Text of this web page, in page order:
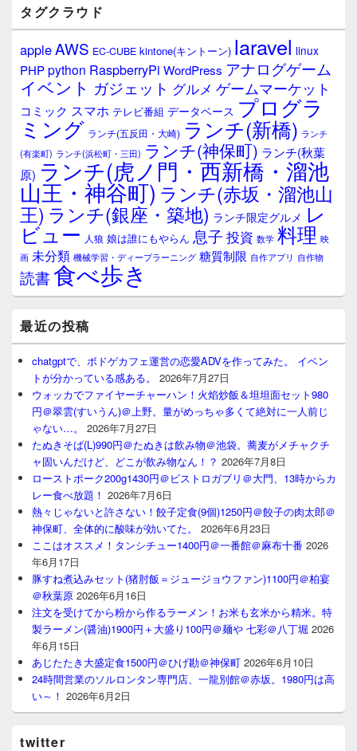
ウ
ィ
ジ
ェ
ア
タグクラウド
appleAWS EC-CUBE kintone(キントーン) laravel linux
PHPpython RaspberryPi WordPress アナログゲーム
イベント ガジェット グルメ ゲームマーケット
コミック スマホ テレビ番組 データベース プログラ
ミング ランチ(五反田・大崎) ランチ(新橋) ランチ
(有楽町) ランチ(浜松町・三田) ランチ(神保町) ランチ(秋葉
原) ランチ(虎ノ門・西新橋・溜池
山王・神谷町) ランチ(赤坂・溜池山
王) ランチ(銀座・築地) ランチ限定グルメ レ
ビュー 人狼 娘は誰にもやらん 息子 投資 数学 料理 映
画 未分類 機械学習・ディープラーニング 糖質制限 自作アプリ 自作物
読書食べ歩き
最近の投稿
chatgptで、ボドゲカフェ運営の恋愛ADVを作ってみた。 イベン
トが分かっている感ある。
2026年7月27日
ウォッカでファイヤーチャーハン！火焰炒飯＆坦坦面セット980
円＠翠雲(すいうん)＠上野。量がめっちゃ多くて絶対に一人前じ
ゃない…。
2026年7月27日
たぬきそば(L)990円＠たぬきは飲み物＠池袋。蕎麦がメチャクチ
ャ固いんだけど、どこが飲み物なん！？ 2026年7月8日
ローストポーク200g1430円＠ビストロガブリ＠大門、13時からカ
レー食べ放題！ 2026年7月6日
熱々じゃないと許さない！餃子定食(9個)1250円＠餃子の肉太郎＠
神保町、全体的に酸味が効いてた。
2026年6月23日
ここはオススメ！タンシチュー1400円＠一番館＠麻布十番 2026
年6月17日
豚すね煮込みセット(猪肘飯＝ジュージョウファン)1100円＠柏宴
＠秋葉原 2026年6月16日
注文を受けてから粉から作るラーメン！お米も玄米から精米。特
製ラーメン(醤油)1900円＋大盛り100円＠麺や 七彩＠八丁堀 2026
年6月15日
あじたたき大盛定食1500円＠ひげ勘＠神保町 2026年6月10日
24時間営業のソルロンタン専門店、一龍別館＠赤坂。1980円は高
い～！ 2026年6月2日
twitter